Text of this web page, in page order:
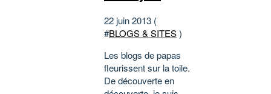
22 juin 2013 (
#BLOGS & SITES)
Les blogs de papas
fleurissent sur la toile.
De découverte en